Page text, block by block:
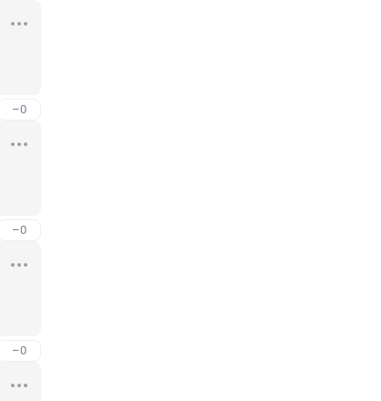
–0
–0
–0